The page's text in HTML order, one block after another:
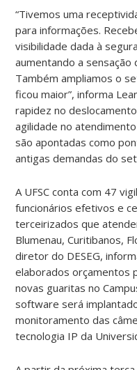
“Tivemos uma
para informações.
visibilidade dada à
aumentando a sensação
Também ampliamos o
ficou maior”, informa
rapidez no
agilidade no
são apontadas como
antigas demandas do
A UFSC conta com 47
funcionários efetivos e
terceirizados que
Blumenau, Curitibanos,
diretor do DESEG,
elaborados orçamentos
novas guaritas no
software será
monitoramento das
tecnologia IP da